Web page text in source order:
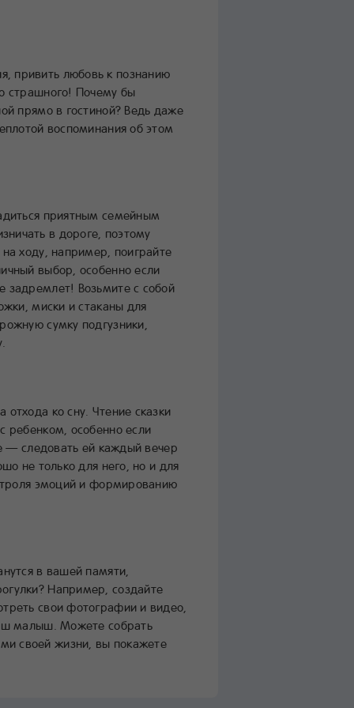
привить любовь к познанию
страшного! Почему бы
прямо в гостиной? Ведь даже
воспоминания об этом
приятным семейным
в дороге, поэтому
ходу, например, поиграйте
выбор, особенно если
задремлет! Возьмите с собой
миски и стаканы для
сумку подгузники,
ко сну. Чтение сказки
ребенком, особенно если
— следовать ей каждый вечер
не только для него, но и для
эмоций и формированию
в вашей памяти,
Например, создайте
свои фотографии и видео,
малыш. Можете собрать
своей жизни, вы покажете